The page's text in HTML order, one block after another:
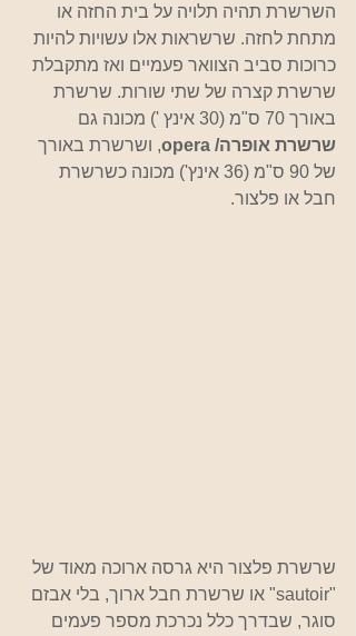
השרשרת תהיה תלויה על בית החזה או
מתחת לחזה. שרשראות אלו עשויות להיות
כרוכות סביב הצוואר פעמיים ואז מתקבלת
שרשרת קצרה של שתי שורות. שרשרת
באורך 70 ס"מ (30 אינץ ') מכונה גם
שרשרת אופרה/ opera
, ושרשרת באורך
של 90 ס"מ (36 אינץ') מכונה כשרשרת
חבל או פלצור.
שרשרת פלצור היא גרסה ארוכה מאוד של
"sautoir" או שרשרת חבל ארוך, בלי אבזם
סוגר, שבדרך כלל נכרכת מספר פעמים